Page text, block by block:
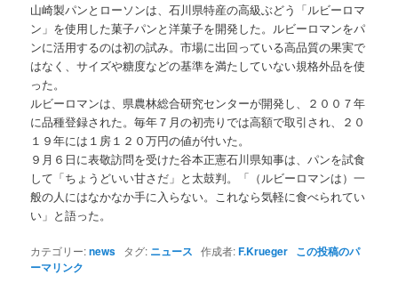
山崎製パンとローソンは、石川県特産の高級ぶどう「ルビーロマ
ン」を使用した菓子パンと洋菓子を開発した。ルビーロマンをパ
ンに活用するのは初の試み。市場に出回っている高品質の果実で
はなく、サイズや糖度などの基準を満たしていない規格外品を使
った。
ルビーロマンは、県農林総合研究センターが開発し、２００７年
に品種登録された。毎年７月の初売りでは高額で取引され、２０
１９年には１房１２０万円の値が付いた。
９月６日に表敬訪問を受けた谷本正憲石川県知事は、パンを試食
して「ちょうどいい甘さだ」と太鼓判。「（ルビーロマンは）一
般の人にはなかなか手に入らない。これなら気軽に食べられてい
い」と語った。
カテゴリー:news タグ: ニュース 作成者:F.Krueger この投稿のパ
ーマリンク